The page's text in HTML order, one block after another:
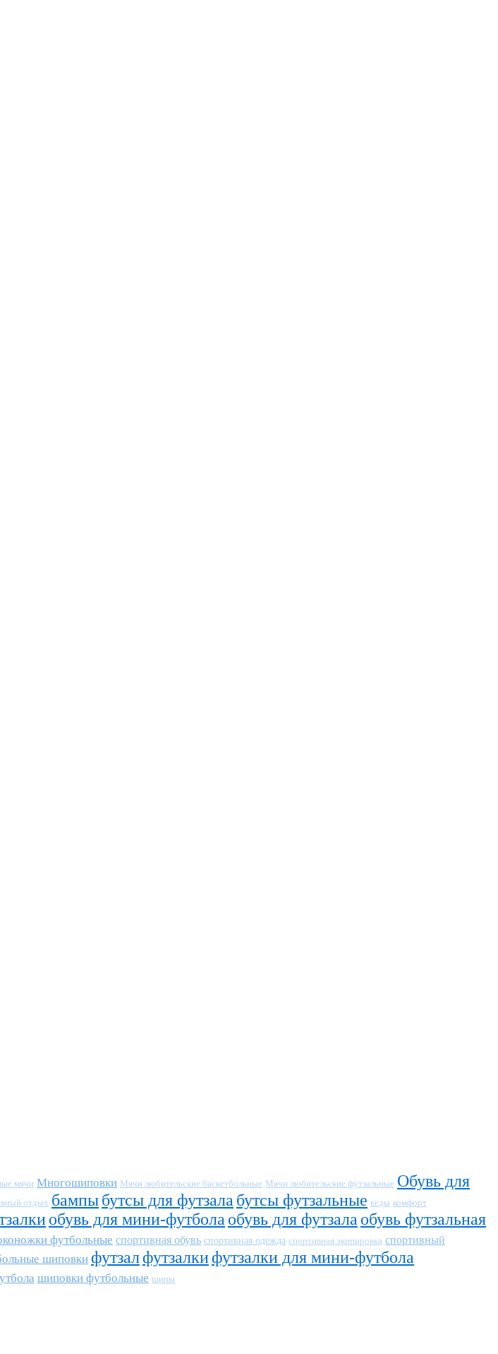
мячи Многошиповки Мячи любительские баскетбольные Мячи любительские футзальные Обувь для
отдых бампыбутсы для футзала бутсы футзальные кеды комфорт
обувь для мини-футбола обувь для футзала обувь футзальная
футбольные спортивная обувь спортивная одежда спортивная экипировка спортивный
шиповки футзалфутзалкифутзалки для мини-футбола
шиповки футбольные шипы